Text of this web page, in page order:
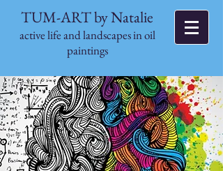
TUM-ART by Natalie
active life and landscapes in oil
paintings